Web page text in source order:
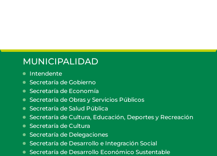
MUNICIPALIDAD
Intendente
Secretaría de Gobierno
Secretaría de Economía
Secretaría de Obras y Servicios Públicos
Secretaría de Salud Pública
Secretaría de Cultura, Educación, Deportes y Recreación
Secretaría de Cultura
Secretaría de Delegaciones
Secretaría de Desarrollo e Integración Social
Secretaría de Desarrollo Económico Sustentable